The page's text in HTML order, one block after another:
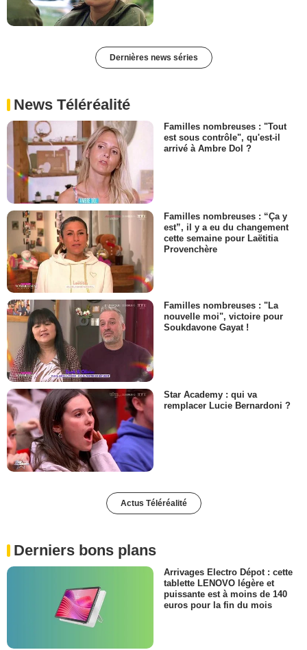
Dernières news séries
News Téléréalité
Familles nombreuses : "Tout
est sous contrôle", qu'est-il
arrivé à Ambre Dol ?
Familles nombreuses : “Ça y
est”, il y a eu du changement
cette semaine pour Laëtitia
Provenchère
Familles nombreuses : "La
nouvelle moi", victoire pour
Soukdavone Gayat !
Star Academy : qui va
remplacer Lucie Bernardoni ?
Actus Téléréalité
Derniers bons plans
Arrivages Electro Dépot : cette
tablette LENOVO légère et
puissante est à moins de 140
euros pour la fin du mois